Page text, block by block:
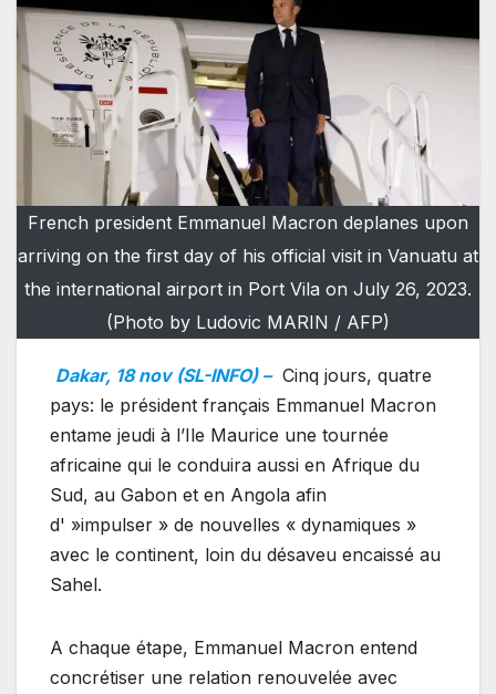
French president Emmanuel Macron deplanes upon
arriving on the first day of his official visit in Vanuatu at
the international airport in Port Vila on July 26, 2023.
(Photo by Ludovic MARIN / AFP)
Dakar, 18 nov (SL-INFO) – Cinq jours, quatre
pays: le président français Emmanuel Macron
entame jeudi à l’Ile Maurice une tournée
africaine qui le conduira aussi en Afrique du
Sud, au Gabon et en Angola afin
d' »impulser » de nouvelles « dynamiques »
avec le continent, loin du désaveu encaissé au
Sahel.
A chaque étape, Emmanuel Macron entend
concrétiser une relation renouvelée avec